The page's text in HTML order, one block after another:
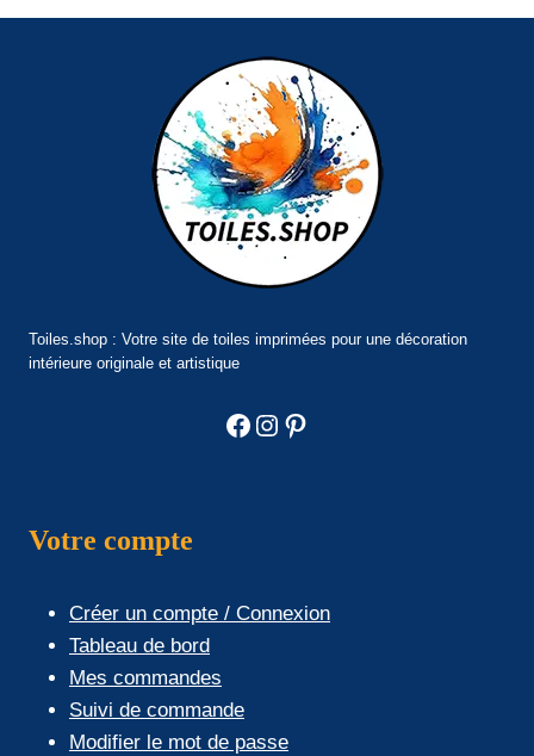
Toiles.shop : Votre site de toiles imprimées pour une décoration
intérieure originale et artistique
Facebook
Instagram
Pinterest
Votre compte
Créer un compte / Connexion
Tableau de bord
Mes commandes
Suivi de commande
Modifier le mot de passe